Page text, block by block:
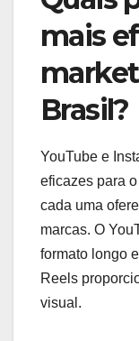
mais
Brasil?
YouTube e
eficazes para
cada uma
marcas. O
formato longo
Reels
visual.